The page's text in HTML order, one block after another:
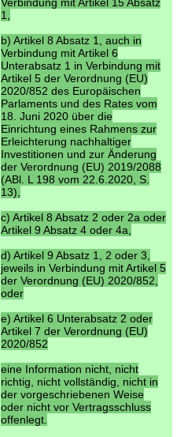
1,
b) Artikel 8 Absatz 1, auch in
Verbindung mit Artikel 6
Unterabsatz 1 in Verbindung mit
Artikel 5 der Verordnung (EU)
2020/852 des Europäischen
Parlaments und des Rates vom
18. Juni 2020 über die
Einrichtung eines Rahmens zur
Erleichterung nachhaltiger
Investitionen und zur Änderung
der Verordnung (EU) 2019/2088
(ABl. L 198 vom 22.6.2020, S.
13),
c) Artikel 8 Absatz 2 oder 2a oder
Artikel 9 Absatz 4 oder 4a,
d) Artikel 9 Absatz 1, 2 oder 3,
jeweils in Verbindung mit Artikel 5
der Verordnung (EU) 2020/852,
oder
e) Artikel 6 Unterabsatz 2 oder
Artikel 7 der Verordnung (EU)
2020/852
eine Information nicht, nicht
richtig, nicht vollständig, nicht in
der vorgeschriebenen Weise
oder nicht vor Vertragsschluss
offenlegt.